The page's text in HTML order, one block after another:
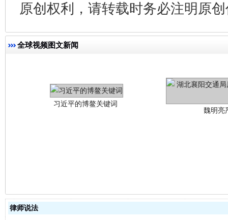
原创权利，请转载时务必注明原
全球视频图文新闻习近平的博鳌关键词
律师说法